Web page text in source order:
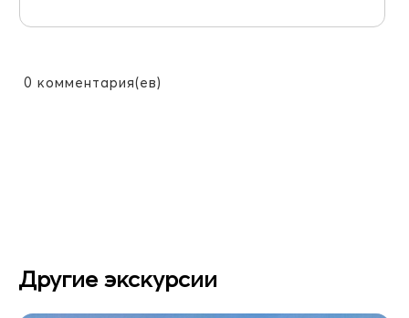
0 комментария(ев)
Другие экскурсии